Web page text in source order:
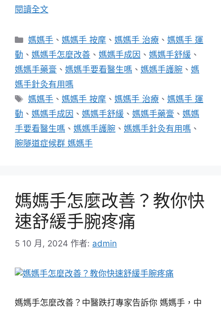
閱讀全文
分
類
媽媽手 、媽媽手 按摩 、媽媽手 治療 、媽媽手 運
動 、 媽媽手怎麼改善 、 媽媽手成因 、 媽媽手舒緩 、
媽媽手藥膏 、 媽媽手要看醫生嗎 、 媽媽手護腕 、 媽
媽手針灸有用嗎
標
籤
媽媽手 、媽媽手 按摩 、媽媽手 治療 、媽媽手 運
動 、 媽媽手成因 、 媽媽手舒緩 、 媽媽手藥膏 、 媽媽
手要看醫生嗎 、 媽媽手護腕 、 媽媽手針灸有用嗎 、
腕隧道症候群 媽媽手
媽媽手怎麼改善？教你快
速舒緩手腕疼痛
5 10 月, 2024 作者: admin
媽媽手怎麼改善？中醫跌打專家告訴你 媽媽手，中